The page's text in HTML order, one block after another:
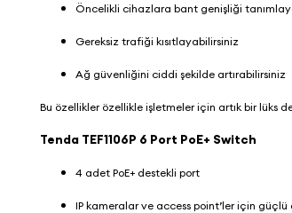
Öncelikli cihazlara bant genişliği
Gereksiz trafiği kısıtlayabilirsiniz
Ağ güvenliğini ciddi şekilde artırabilirsiniz
Bu özellikler özellikle işletmeler için artık bir lüks
Tenda TEF1106P 6 Port PoE+ Switch
4 adet PoE+ destekli port
IP kameralar ve access point’ler için güçlü